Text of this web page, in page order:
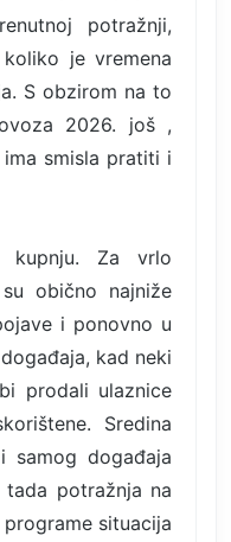
potražnji,
je vremena
S obzirom na to
2026. još ,
smisla pratiti i
kupnju. Za vrlo
obično najniže
i ponovno u
kad neki
prodali ulaznice
Sredina
samog događaja
potražnja na
situacija